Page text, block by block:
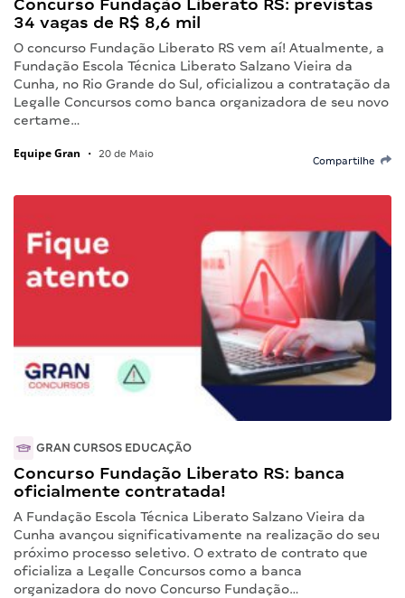
34 vagas de R$ 8,6 mil
O concurso Fundação Liberato RS vem aí! Atualmente, a
Fundação Escola Técnica Liberato Salzano Vieira da
Cunha, no Rio Grande do Sul, oficializou a contratação da
Legalle Concursos como banca organizadora de seu novo
certame…
Equipe Gran • 20 de Maio
Compartilhe
GRAN CURSOS EDUCAÇÃO
Concurso Fundação Liberato RS: banca
oficialmente contratada!
A Fundação Escola Técnica Liberato Salzano Vieira da
Cunha avançou significativamente na realização do seu
próximo processo seletivo. O extrato de contrato que
oficializa a Legalle Concursos como a banca
organizadora do novo Concurso Fundação…